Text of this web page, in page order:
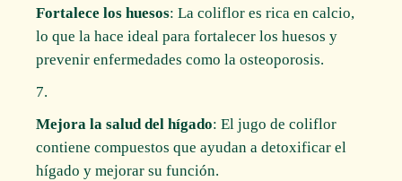
Fortalece los huesos: La coliflor es rica en calcio,
lo que la hace ideal para fortalecer los huesos y
prevenir enfermedades como la osteoporosis.
Mejora la salud del hígado: El jugo de coliflor
contiene compuestos que ayudan a detoxificar el
hígado y mejorar su función.